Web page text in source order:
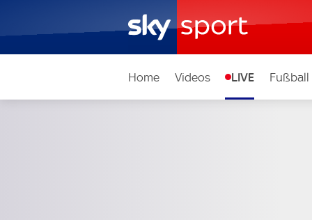
Home Videos LIVE Fußball